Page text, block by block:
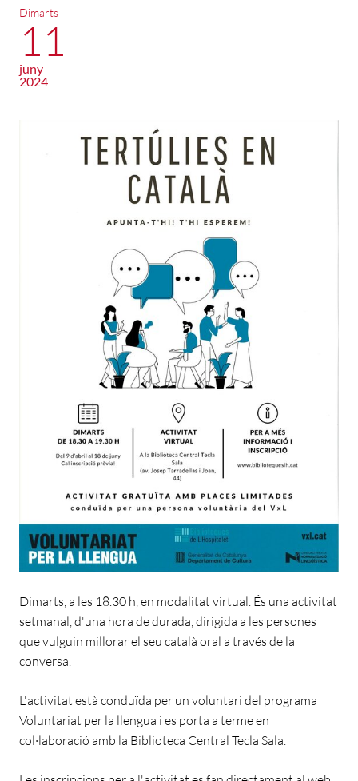
Dimarts
11
juny
2024
Dimarts, a les 18.30 h, en modalitat virtual. És una activitat
setmanal, d'una hora de durada, dirigida a les persones
que vulguin millorar el seu català oral a través de la
conversa.
L'activitat està conduïda per un voluntari del programa
Voluntariat per la llengua i es porta a terme en
col·laboració amb la Biblioteca Central Tecla Sala.